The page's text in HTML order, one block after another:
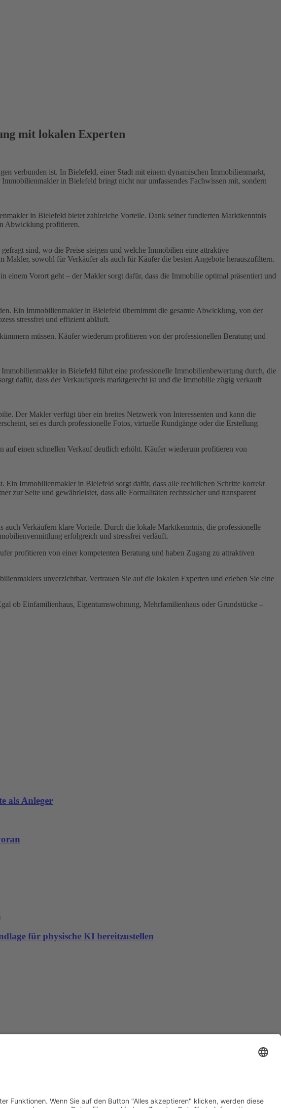
mit lokalen Experten
verbunden ist. In Bielefeld, einer Stadt mit einem dynamischen Immobilienmarkt,
in Bielefeld bringt nicht nur umfassendes Fachwissen mit, sondern
in Bielefeld bietet zahlreiche Vorteile. Dank seiner fundierten Marktkenntnis
Abwicklung profitieren.
sind, wo die Preise steigen und welche Immobilien eine attraktive
sowohl für Verkäufer als auch für Käufer die besten Angebote herauszufiltern.
Vorort geht – der Makler sorgt dafür, dass die Immobilie optimal präsentiert und
Ein Immobilienmakler in Bielefeld übernimmt die gesamte Abwicklung, von der
stressfrei und effizient abläuft.
müssen. Käufer wiederum profitieren von der professionellen Beratung und
in Bielefeld führt eine professionelle Immobilienbewertung durch, die
dafür, dass der Verkaufspreis marktgerecht ist und die Immobilie zügig verkauft
Der Makler verfügt über ein breites Netzwerk von Interessenten und kann die
sei es durch professionelle Fotos, virtuelle Rundgänge oder die Erstellung
auf einen schnellen Verkauf deutlich erhöht. Käufer wiederum profitieren von
Immobilienmakler in Bielefeld sorgt dafür, dass alle rechtlichen Schritte korrekt
zur Seite und gewährleistet, dass alle Formalitäten rechtssicher und transparent
Verkäufern klare Vorteile. Durch die lokale Marktkenntnis, die professionelle
erfolgreich und stressfrei verläuft.
profitieren von einer kompetenten Beratung und haben Zugang zu attraktiven
unverzichtbar. Vertrauen Sie auf die lokalen Experten und erleben Sie eine
ob Einfamilienhaus, Eigentumswohnung, Mehrfamilienhaus oder Grundstücke –
als Anleger
für physische KI bereitzustellen